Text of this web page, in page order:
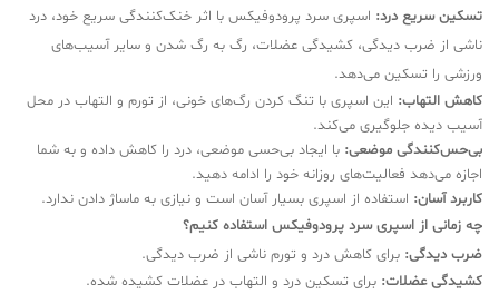
تسکین سریع درد: اسپری سرد پرودوفیکس با اثر خنک‌کنندگی سریع خود، درد
ناشی از ضرب دیدگی، کشیدگی عضلات، رگ به رگ شدن و سایر آسیب‌های
ورزشی را تسکین می‌دهد.
کاهش التهاب: این اسپری با تنگ کردن رگ‌های خونی، از تورم و التهاب در محل
آسیب دیده جلوگیری می‌کند.
بی‌حس‌کنندگی موضعی: با ایجاد بی‌حسی موضعی، درد را کاهش داده و به شما
اجازه می‌دهد فعالیت‌های روزانه خود را ادامه دهید.
کاربرد آسان: استفاده از اسپری بسیار آسان است و نیازی به ماساژ دادن ندارد.
چه زمانی از اسپری سرد پرودوفیکس استفاده کنیم؟
ضرب دیدگی: برای کاهش درد و تورم ناشی از ضرب دیدگی.
کشیدگی عضلات: برای تسکین درد و التهاب در عضلات کشیده شده.